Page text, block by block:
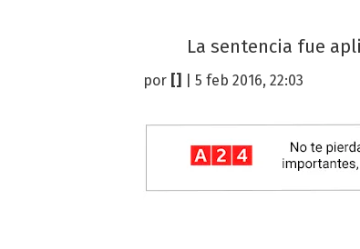
La sentencia fue
por | 5 feb 2016, 22:03